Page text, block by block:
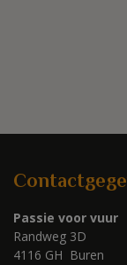
Passie voor vuur
Randweg 3D
4116 GH Buren